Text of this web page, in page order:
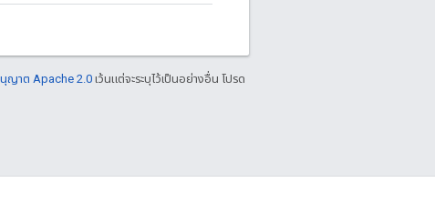
นุญาต Apache 2.0 เว้นแต่จะระบุไว้เป็นอย่างอื่น โปรด